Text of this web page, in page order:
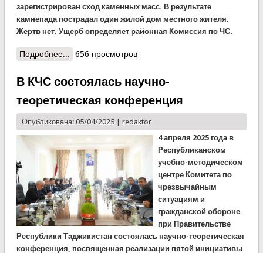
зарегистрирован сход каменных масс. В результате
камнепада пострадал один жилой дом местного жителя.
Жертв нет. Ущерб определяет районная Комиссия по ЧС.
Подробнее... о Камнепад в Рушане
656 просмотров
В КЧС состоялась научно-
теоретическая конференция
Опубликована: 05/04/2025 | redaktor
4 апреля 2025 года в
Республиканском
учебно-методическом
центре Комитета по
чрезвычайным
ситуациям и
гражданской обороне
при Правительстве
Республики Таджикистан состоялась научно-теоретическая
конференция, посвященная реализации пятой инициативы